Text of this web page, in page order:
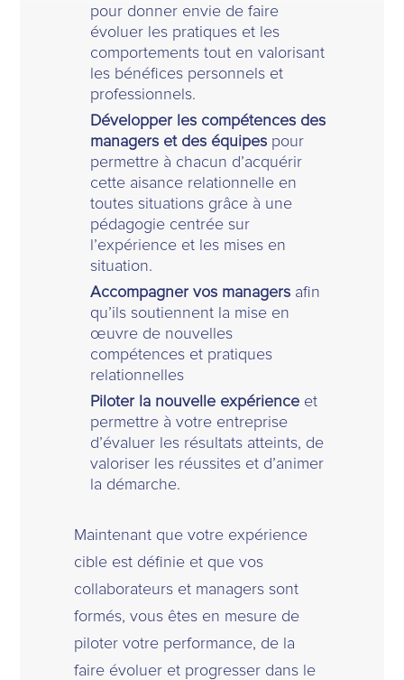
pour donner envie de faire
évoluer les pratiques et les
comportements tout en valorisant
les bénéfices personnels et
professionnels.
Développer les compétences des
managers et des équipes pour
permettre à chacun d’acquérir
cette aisance relationnelle en
toutes situations grâce à une
pédagogie centrée sur
l’expérience et les mises en
situation.
Accompagner vos managers afin
qu’ils soutiennent la mise en
œuvre de nouvelles
compétences et pratiques
relationnelles
Piloter la nouvelle expérience et
permettre à votre entreprise
d’évaluer les résultats atteints, de
valoriser les réussites et d’animer
la démarche.
Maintenant que votre expérience
cible est définie et que vos
collaborateurs et managers sont
formés, vous êtes en mesure de
piloter votre performance, de la
faire évoluer et progresser dans le